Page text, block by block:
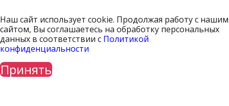
Наш сайт использует cookie. Продолжая работу с нашим
сайтом, Вы соглашаетесь на обработку персональных
данных в соответствии с Политикой
конфиденциальности
Принять